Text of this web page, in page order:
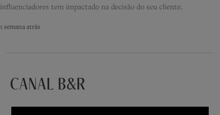
influenciadores tem impactado na decisão do seu cliente.
1 semana atrás
CANAL B&R